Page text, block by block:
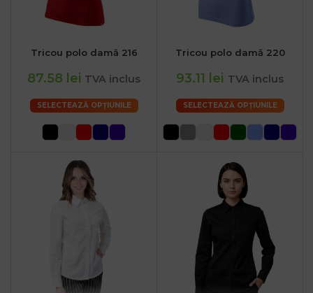
Tricou polo damă 216
87.58 lei TVA inclus
SELECTEAZĂ OPȚIUNILE
Tricou polo damă 220
93.11 lei TVA inclus
SELECTEAZĂ OPȚIUNILE